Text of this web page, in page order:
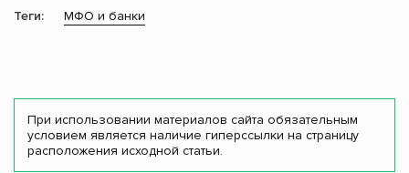
Теги:
МФО и банки
При использовании материалов сайта обязательным
условием является наличие гиперссылки на страницу
расположения исходной статьи.